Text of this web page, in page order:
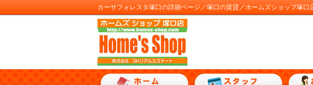
カーサフォレスタ塚口の詳細ページ／塚口の賃貸／ホームズショップ塚口